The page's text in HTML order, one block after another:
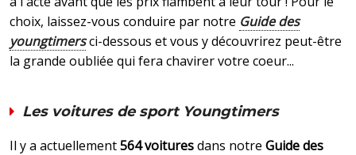
choix, laissez-vous conduire par notre Guide des
youngtimersci-dessous et vous y découvrirez peut-être
la grande oubliée qui fera chavirer votre coeur...
Les voitures de sport Youngtimers
Il y a actuellement564 voituresdans notre Guide des